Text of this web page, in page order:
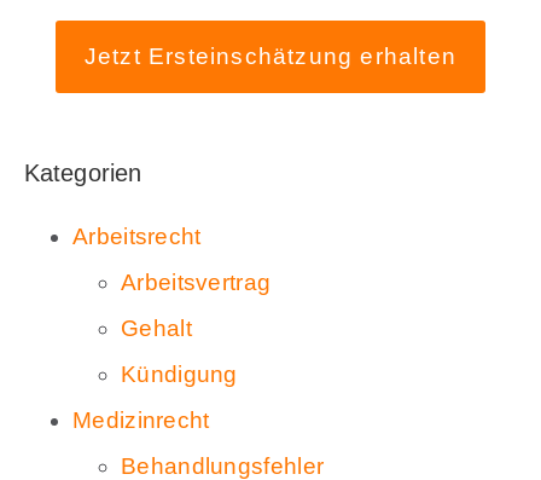
Jetzt Ersteinschätzung erhalten
Kategorien
Arbeitsrecht
Arbeitsvertrag
Gehalt
Kündigung
Medizinrecht
Behandlungsfehler